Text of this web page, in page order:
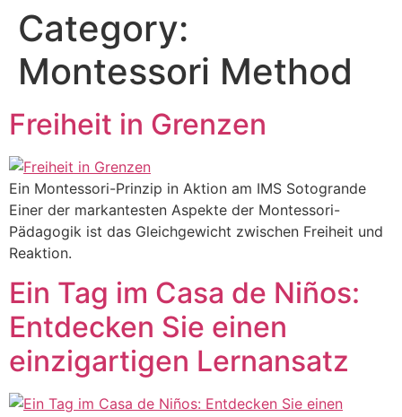
Category:
Montessori Method
Freiheit in Grenzen
Ein Montessori-Prinzip in Aktion am IMS Sotogrande
Einer der markantesten Aspekte der Montessori-
Pädagogik ist das Gleichgewicht zwischen Freiheit und
Reaktion.
Ein Tag im Casa de Niños:
Entdecken Sie einen
einzigartigen Lernansatz